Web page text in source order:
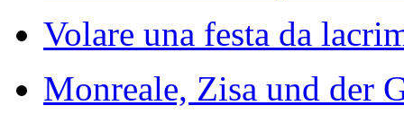
Volare una festa da
Monreale, Zisa und der